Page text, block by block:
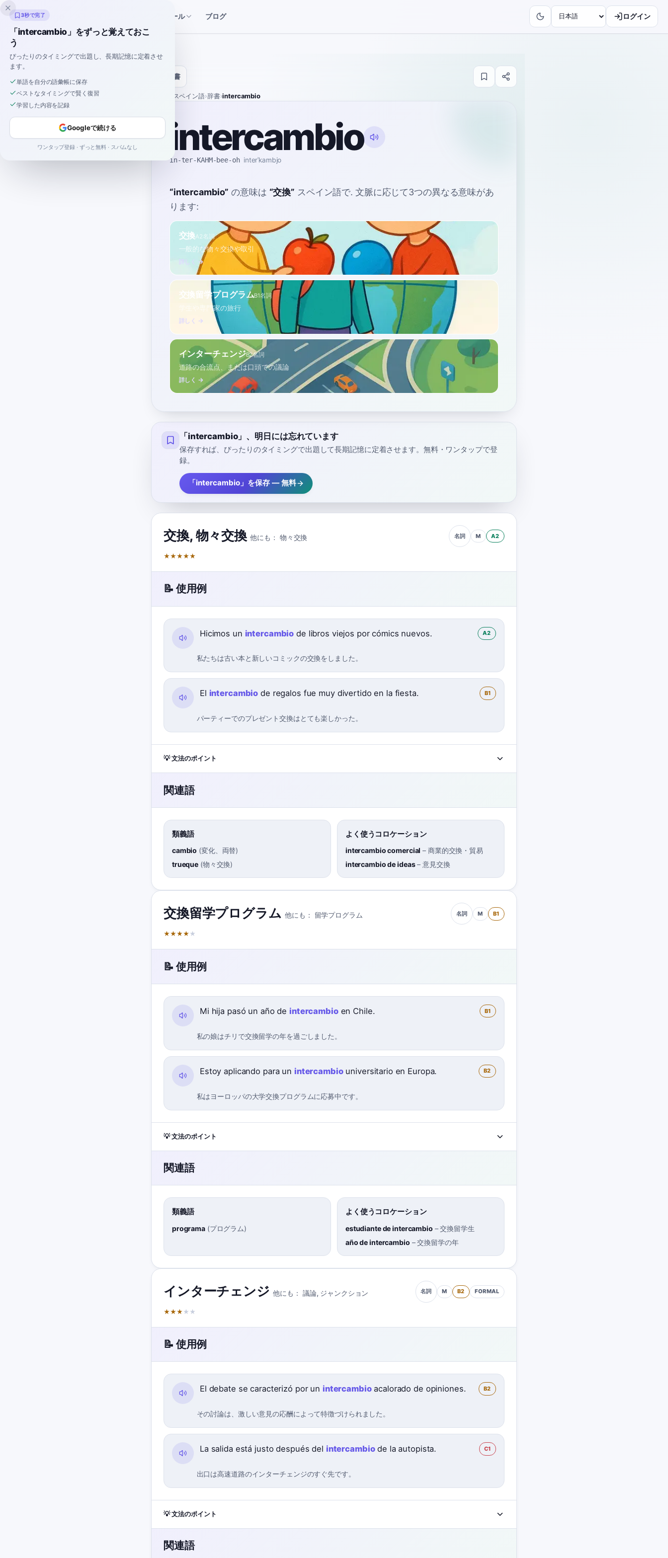
Inklingo スペイン語ツール ブログ ログイン
辞書
スペイン語›辞書›intercambio
intercambio
in-ter-KAHM-bee-oh interˈkambjo
“intercambio” の意味は “交換” スペイン語で. 文脈に応じて3つの異なる意味があ
ります:
交換A2名詞
一般的な物々交換や取引
詳しく →
交換留学プログラムB1名詞
学生や専門家の旅行
詳しく →
インターチェンジB2名詞
道路の合流点、または口頭での議論
詳しく →
「intercambio」、明日には忘れています
保存すれば、ぴったりのタイミングで出題して長期記憶に定着させます。無料・ワンタップで登
録。
「intercambio」を保存 — 無料
交換, 物々交換 他にも： 物々交換 名詞 M A2
★★★★★
📝 使用例
Hicimos un intercambio de libros viejos por cómics nuevos. A2
私たちは古い本と新しいコミックの交換をしました。
El intercambio de regalos fue muy divertido en la fiesta. B1
パーティーでのプレゼント交換はとても楽しかった。
💡 文法のポイント
関連語
類義語
cambio (変化、両替)
trueque (物々交換)
よく使うコロケーション
intercambio comercial – 商業的交換・貿易
intercambio de ideas–意見交換
交換留学プログラム 他にも： 留学プログラム 名詞 M B1
★★★★ ★
📝 使用例
Mi hija pasó un año de intercambioen Chile. B1
私の娘はチリで交換留学の年を過ごしました。
Estoy aplicando para un intercambiouniversitario en Europa. B2
私はヨーロッパの大学交換プログラムに応募中です。
💡 文法のポイント
関連語
類義語
programa(プログラム)
よく使うコロケーション
estudiante de intercambio –交換留学生
año de intercambio –交換留学の年
インターチェンジ 他にも： 議論, ジャンクション 名詞 M B2 FORMAL
★★★ ★ ★
📝 使用例
El debate se caracterizó por un intercambioacalorado de opiniones. B2
その討論は、激しい意見の応酬によって特徴づけられました。
La salida está justo después del intercambiode la autopista. C1
出口は高速道路のインターチェンジのすぐ先です。
💡 文法のポイント
関連語
3秒で完了
「intercambio」をずっと覚えておこ
う
ぴったりのタイミングで出題し、長期記憶に定着させ
ます。
単語を自分の語彙帳に保存
ベストなタイミングで賢く復習
学習した内容を記録
Googleで続ける
ワンタップ登録 · ずっと無料 · スパムなし